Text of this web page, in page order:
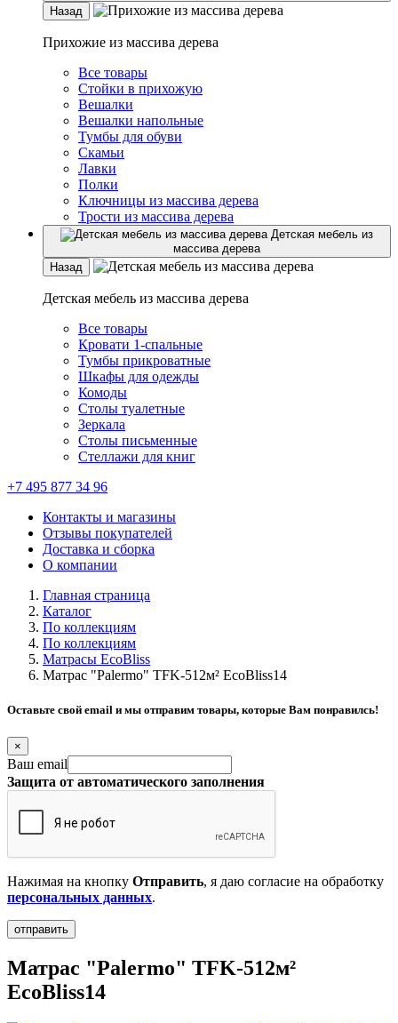
Назад
Прихожие из массива дерева
Все товары
Стойки в прихожую
Вешалки
Вешалки напольные
Тумбы для обуви
Скамьи
Лавки
Полки
Ключницы из массива дерева
Трости из массива дерева
Детская мебель из
массива дерева
Назад
Детская мебель из массива дерева
Все товары
Кровати 1-спальные
Тумбы прикроватные
Шкафы для одежды
Комоды
Столы туалетные
Зеркала
Столы письменные
Стеллажи для книг
+7 495 877 34 96
Контакты и магазины
Отзывы покупателей
Доставка и сборка
О компании
Главная страница
Каталог
По коллекциям
По коллекциям
Матрасы EcoBliss
Матрас "Palermo" TFK-512м² EcoBliss14
Оставьте свой email и мы отправим товары, которые Вам понравилсь!
×
Ваш email
Защита от автоматического заполнения
Нажимая на кнопку Отправить, я даю согласие на обработку
персональных данных.
Матрас "Palermo" TFK-512м²
EcoBliss14